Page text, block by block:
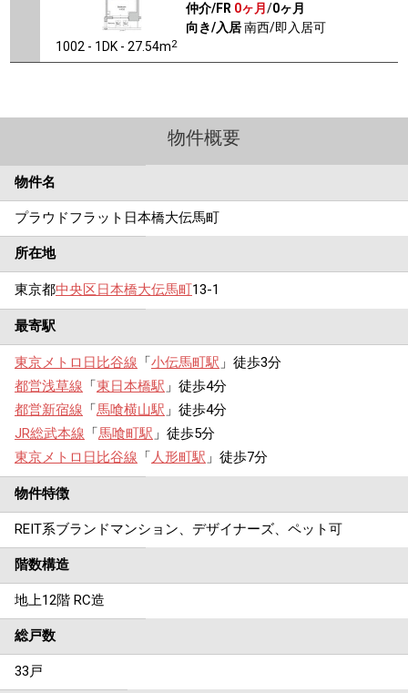
1002 - 1DK - 27.54m2
仲介/FR 0ヶ月 /0ヶ月
向き/入居南西/即入居可
物件概要
物件名
プラウドフラット日本橋大伝馬町
所在地
東京都中央区日本橋大伝馬町13-1
最寄駅
東京メトロ日比谷線 「小伝馬町駅 」徒歩3分
都営浅草線 「東日本橋駅 」徒歩4分
都営新宿線 「馬喰横山駅 」徒歩4分
JR総武本線 「馬喰町駅 」徒歩5分
東京メトロ日比谷線 「人形町駅 」徒歩7分
物件特徴
REIT系ブランドマンション、デザイナーズ、ペット可
階数構造
地上12階 RC造
総戸数
33戸